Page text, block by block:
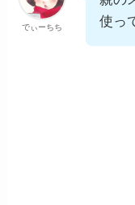
でぃーちち
使っ